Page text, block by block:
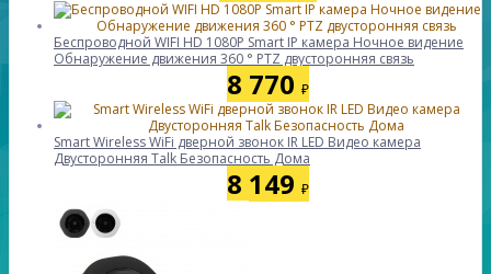
Беспроводной WIFI HD 1080P Smart IP камера Ночное видение
Обнаружение движения 360 ° PTZ двусторонняя связь
8 770 ₽
Smart Wireless WiFi дверной звонок IR LED Видео камера
Двусторонняя Talk Безопасность Дома
8 149 ₽